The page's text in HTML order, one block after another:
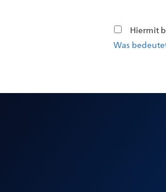
Hiermit
Was